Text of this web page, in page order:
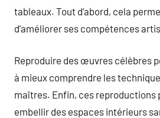
tableaux. Tout d’abord, cela
d’améliorer ses compétences
Reproduire des œuvres célèbres
à mieux comprendre les
maîtres. Enfin, ces reproductions
embellir des espaces intérieurs